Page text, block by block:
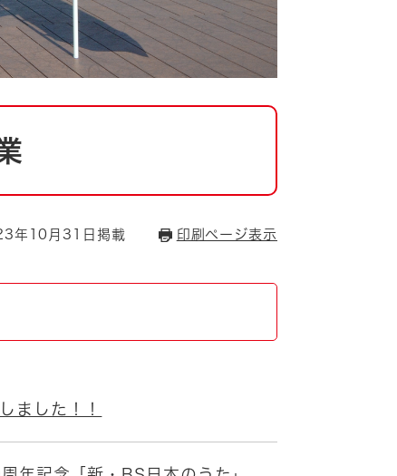
年10月31日掲載 印刷ページ表示
ました！！